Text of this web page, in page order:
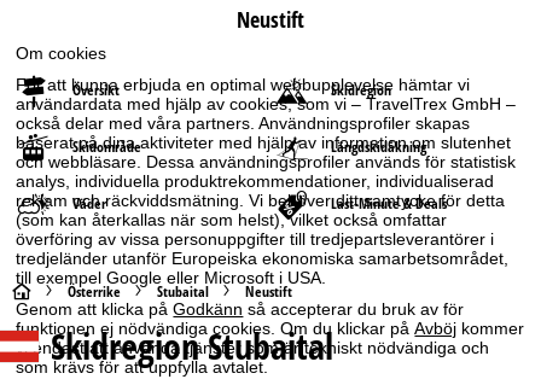
Om cookies
För att kunna erbjuda en optimal webbupplevelse hämtar vi
användardata med hjälp av cookies, som vi – TravelTrex GmbH –
också delar med våra partners. Användningsprofiler skapas
baserat på dina aktiviteter med hjälp av information om slutenhet
och webbläsare. Dessa användningsprofiler används för statistisk
analys, individuella produktrekommendationer, individualiserad
reklam och räckviddsmätning. Vi behöver ditt samtycke för detta
(som kan återkallas när som helst), vilket också omfattar
överföring av vissa personuppgifter till tredjepartsleverantörer i
tredjeländer utanför Europeiska ekonomiska samarbetsområdet,
till exempel Google eller Microsoft i USA.
Genom att klicka påGodkänn så accepterar du bruk av för
funktionen ej nödvändiga cookies. Om du klickar påAvböj kommer
vi endast att använda tjänster som är tekniskt nödvändiga och
som krävs för att uppfylla avtalet.
Neustift
Översikt Skidregion
Skidområde Längdskidåkning
Väder Last-Minute & Deals
S
t
Österrike Stubaital Neustift
Skidregion Stubaital